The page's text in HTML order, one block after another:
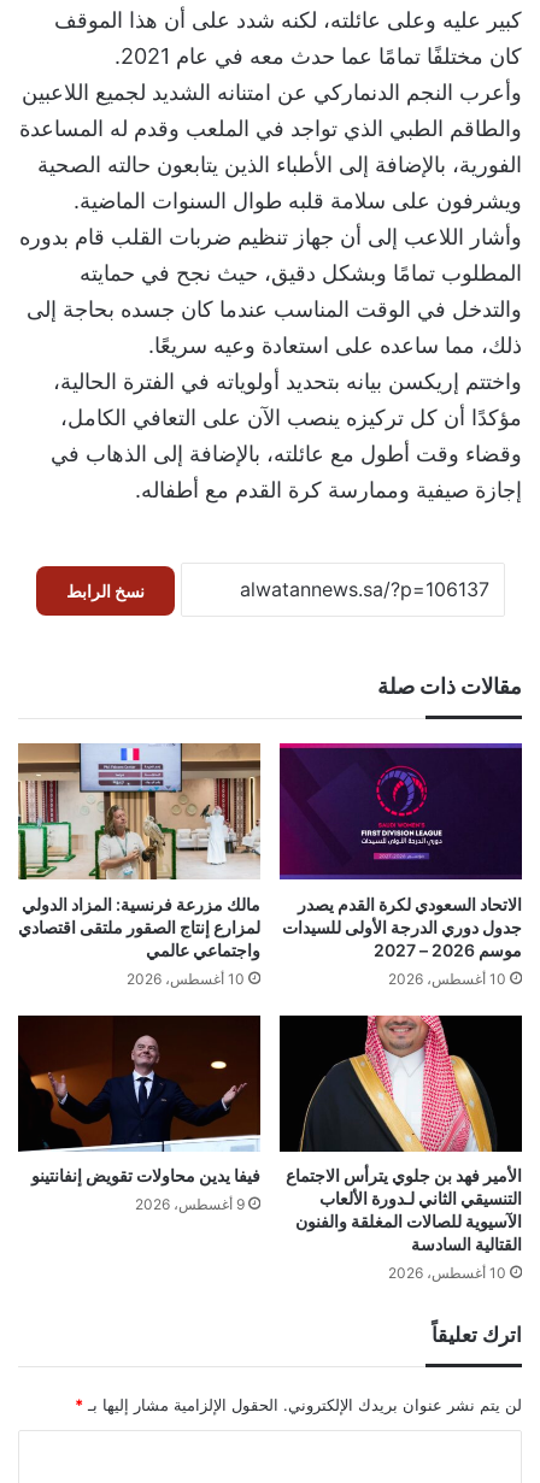
كبير عليه وعلى عائلته، لكنه شدد على أن هذا الموقف
كان مختلفًا تمامًا عما حدث معه في عام 2021.
وأعرب النجم الدنماركي عن امتنانه الشديد لجميع اللاعبين
والطاقم الطبي الذي تواجد في الملعب وقدم له المساعدة
الفورية، بالإضافة إلى الأطباء الذين يتابعون حالته الصحية
ويشرفون على سلامة قلبه طوال السنوات الماضية.
وأشار اللاعب إلى أن جهاز تنظيم ضربات القلب قام بدوره
المطلوب تمامًا وبشكل دقيق، حيث نجح في حمايته
والتدخل في الوقت المناسب عندما كان جسده بحاجة إلى
ذلك، مما ساعده على استعادة وعيه سريعًا.
واختتم إريكسن بيانه بتحديد أولوياته في الفترة الحالية،
مؤكدًا أن كل تركيزه ينصب الآن على التعافي الكامل،
وقضاء وقت أطول مع عائلته، بالإضافة إلى الذهاب في
إجازة صيفية وممارسة كرة القدم مع أطفاله.
نسخ الرابط
مقالات ذات صلة
الاتحاد السعودي لكرة القدم يصدر
جدول دوري الدرجة الأولى للسيدات
موسم 2026 – 2027
10 أغسطس، 2026
مالك مزرعة فرنسية: المزاد الدولي
لمزارع إنتاج الصقور ملتقى اقتصادي
واجتماعي عالمي
10 أغسطس، 2026
الأمير فهد بن جلوي يترأس الاجتماع
التنسيقي الثاني لـدورة الألعاب
الآسيوية للصالات المغلقة والفنون
القتالية السادسة
10 أغسطس، 2026
فيفا يدين محاولات تقويض إنفانتينو
9 أغسطس، 2026
اترك تعليقاً
لن يتم نشر عنوان بريدك الإلكتروني. الحقول الإلزامية مشار إليها بـ *